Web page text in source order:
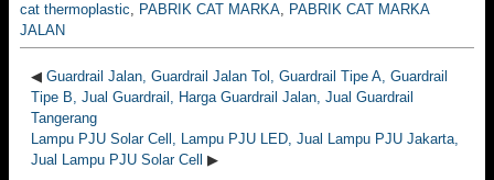
cat thermoplastic, PABRIK CAT MARKA, PABRIK CAT MARKA
JALAN
◀ Guardrail Jalan, Guardrail Jalan Tol, Guardrail Tipe A, Guardrail
Tipe B, Jual Guardrail, Harga Guardrail Jalan, Jual Guardrail
Tangerang
Lampu PJU Solar Cell, Lampu PJU LED, Jual Lampu PJU Jakarta,
Jual Lampu PJU Solar Cell
▶